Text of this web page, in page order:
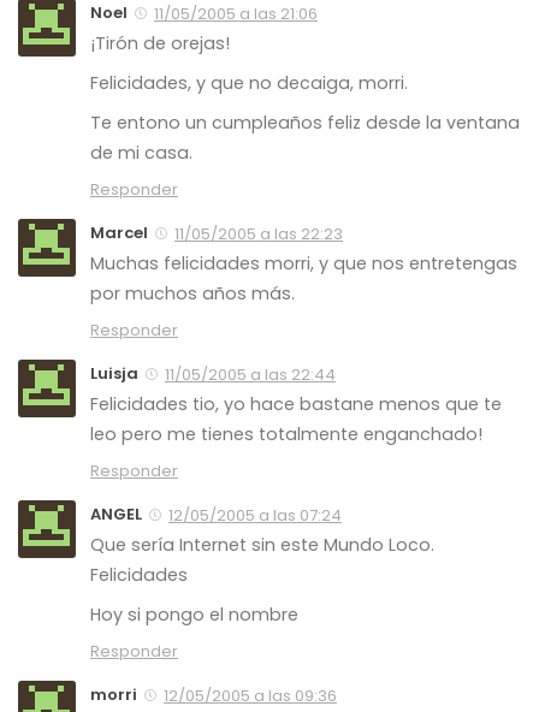
Noel
11/05/2005 a las 21:06
¡Tirón de orejas!
Felicidades, y que no decaiga, morri.
Te entono un cumpleaños feliz desde la ventana
de mi casa.
Responder
Marcel
11/05/2005 a las 22:23
Muchas felicidades morri, y que nos entretengas
por muchos años más.
Responder
Luisja
11/05/2005 a las 22:44
Felicidades tio, yo hace bastane menos que te
leo pero me tienes totalmente enganchado!
Responder
ANGEL
12/05/2005 a las 07:24
Que sería Internet sin este Mundo Loco.
Felicidades
Hoy si pongo el nombre
Responder
morri
12/05/2005 a las 09:36